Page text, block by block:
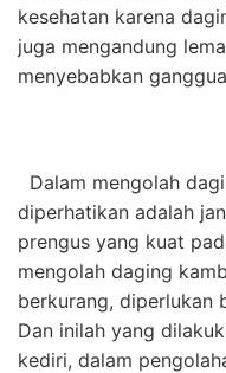
kesehatan karena
juga mengandung
menyebabkan
Dalam mengolah
diperhatikan adalah
prengus yang kuat
mengolah daging
berkurang, diperlukan
Dan inilah yang
kediri, dalam